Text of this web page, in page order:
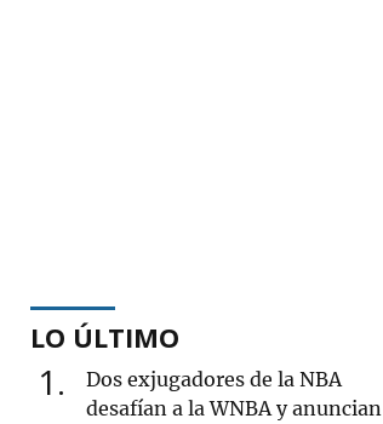
LO ÚLTIMO
1
Dos exjugadores de la NBA
desafían a la WNBA y anuncian